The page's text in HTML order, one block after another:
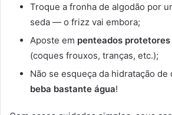
Troque a fronha de algodão por
seda — o frizz vai embora;
Aposte em penteados protetores
(coques frouxos, tranças, etc.);
Não se esqueça da hidratação
beba bastante água!